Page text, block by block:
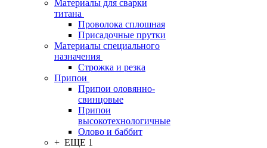
Материалы для сварки
титана
Проволока сплошная
Присадочные прутки
Материалы специального
назначения
Строжка и резка
Припои
Припои оловянно-
свинцовые
Припои
высокотехнологичные
Олово и баббит
+ ЕЩЕ 1